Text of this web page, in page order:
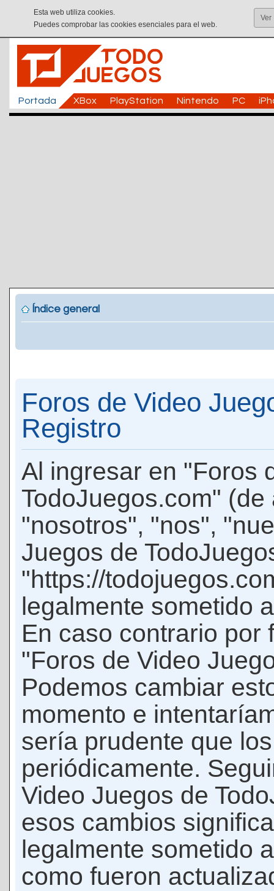
Esta web utiliza cookies.
Puedes comprobar las cookies esenciales para el web.
Ver
Portada XBox PlayStation Nintendo PC
Índice general
Foros de Video
Registro
Al ingresar en "Foros
TodoJuegos.com"
"nosotros", "nos",
Juegos de
"https://
legalmente sometido
En caso contrario por
"Foros de Video
Podemos cambiar
momento e
sería prudente que
periódicamente.
Video Juegos de
esos cambios
legalmente sometido
como fueron